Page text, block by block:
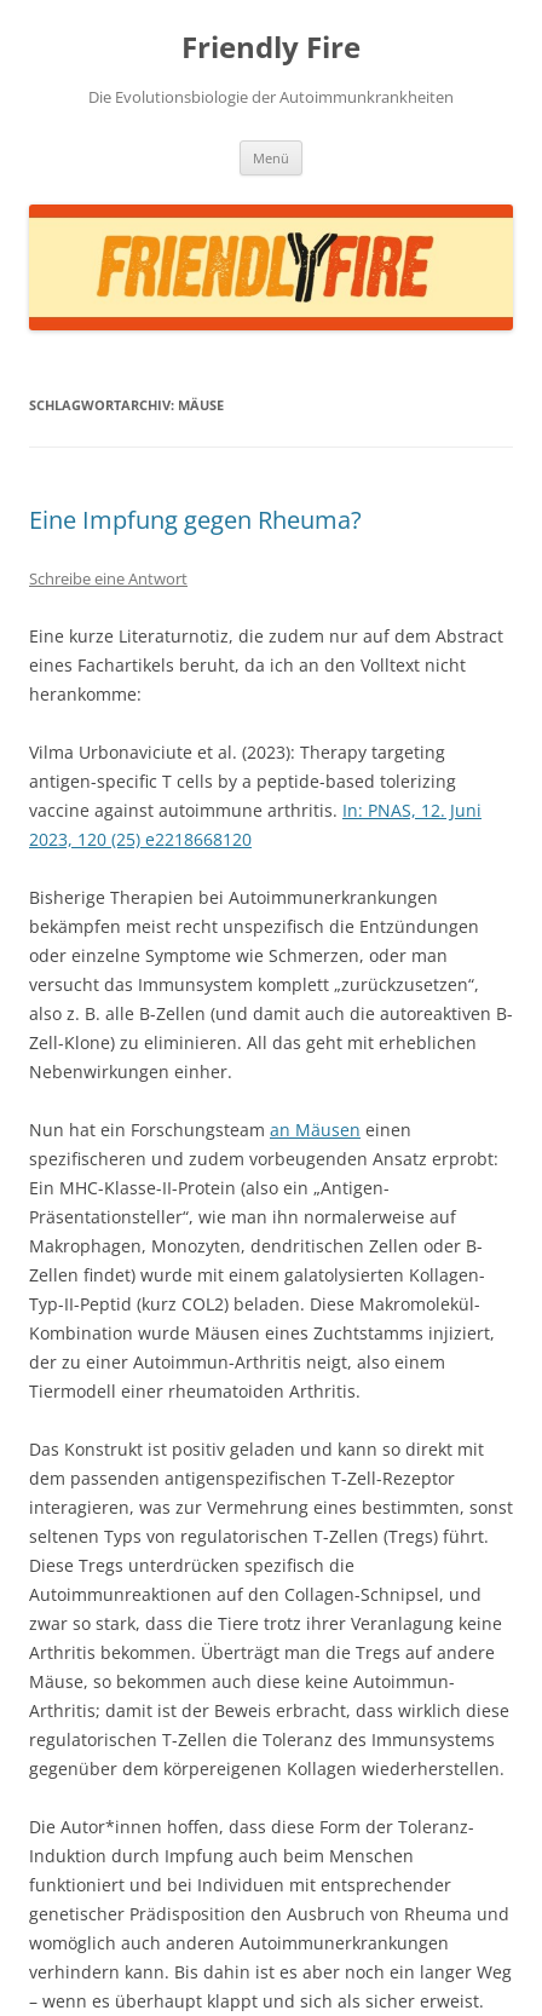
Friendly Fire
Die Evolutionsbiologie der Autoimmunkrankheiten
Menü
SCHLAGWORTARCHIV: MÄUSE
Eine Impfung gegen Rheuma?
Schreibe eine Antwort
Eine kurze Literaturnotiz, die zudem nur auf dem Abstract
eines Fachartikels beruht, da ich an den Volltext nicht
herankomme:
Vilma Urbonaviciute et al. (2023): Therapy targeting
antigen-specific T cells by a peptide-based tolerizing
vaccine against autoimmune arthritis. In: PNAS, 12. Juni
2023, 120 (25) e2218668120
Bisherige Therapien bei Autoimmunerkrankungen
bekämpfen meist recht unspezifisch die Entzündungen
oder einzelne Symptome wie Schmerzen, oder man
versucht das Immunsystem komplett „zurückzusetzen“,
also z. B. alle B-Zellen (und damit auch die autoreaktiven B-
Zell-Klone) zu eliminieren. All das geht mit erheblichen
Nebenwirkungen einher.
Nun hat ein Forschungsteam an Mäusen einen
spezifischeren und zudem vorbeugenden Ansatz erprobt:
Ein MHC-Klasse-II-Protein (also ein „Antigen-
Präsentationsteller“, wie man ihn normalerweise auf
Makrophagen, Monozyten, dendritischen Zellen oder B-
Zellen findet) wurde mit einem galatolysierten Kollagen-
Typ-II-Peptid (kurz COL2) beladen. Diese Makromolekül-
Kombination wurde Mäusen eines Zuchtstamms injiziert,
der zu einer Autoimmun-Arthritis neigt, also einem
Tiermodell einer rheumatoiden Arthritis.
Das Konstrukt ist positiv geladen und kann so direkt mit
dem passenden antigenspezifischen T-Zell-Rezeptor
interagieren, was zur Vermehrung eines bestimmten, sonst
seltenen Typs von regulatorischen T-Zellen (Tregs) führt.
Diese Tregs unterdrücken spezifisch die
Autoimmunreaktionen auf den Collagen-Schnipsel, und
zwar so stark, dass die Tiere trotz ihrer Veranlagung keine
Arthritis bekommen. Überträgt man die Tregs auf andere
Mäuse, so bekommen auch diese keine Autoimmun-
Arthritis; damit ist der Beweis erbracht, dass wirklich diese
regulatorischen T-Zellen die Toleranz des Immunsystems
gegenüber dem körpereigenen Kollagen wiederherstellen.
Die Autor*innen hoffen, dass diese Form der Toleranz-
Induktion durch Impfung auch beim Menschen
funktioniert und bei Individuen mit entsprechender
genetischer Prädisposition den Ausbruch von Rheuma und
womöglich auch anderen Autoimmunerkrankungen
verhindern kann. Bis dahin ist es aber noch ein langer Weg
– wenn es überhaupt klappt und sich als sicher erweist.